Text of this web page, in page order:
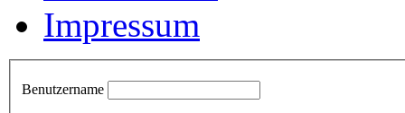
Impressum
Benutzername